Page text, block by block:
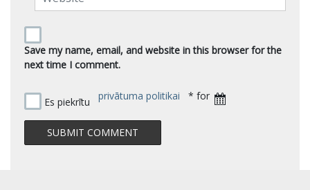
Save my name, email, and website in this browser for the
next time I comment.
Es piekrītu privātuma politikai * for